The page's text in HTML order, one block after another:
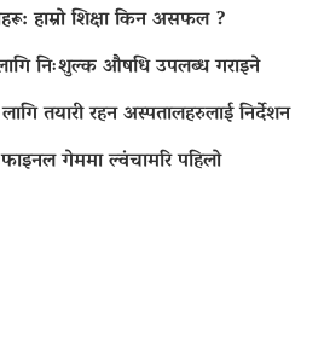
हाम्रो शिक्षा किन असफल ?
निःशुल्क औषधि उपलब्ध गराइने
तयारी रहन अस्पतालहरुलाई निर्देशन
गेममा ल्वंचामरि पहिलो